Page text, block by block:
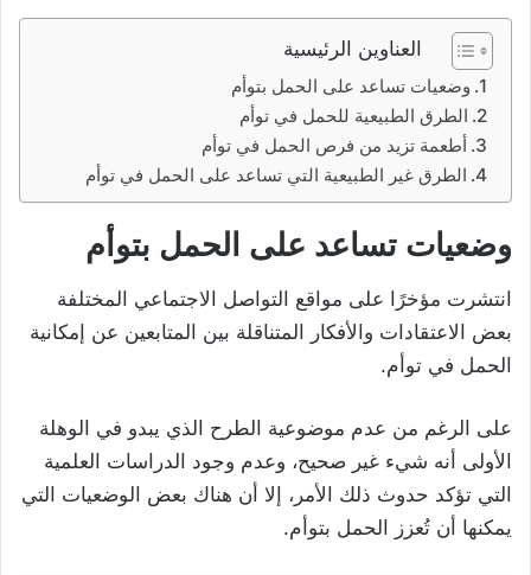
العناوين الرئيسية
وضعيات تساعد على الحمل بتوأم
الطرق الطبيعية للحمل في توأم
أطعمة تزيد من فرص الحمل في توأم
الطرق غير الطبيعية التي تساعد على الحمل في توأم
وضعيات تساعد على الحمل بتوأم
انتشرت مؤخرًا على مواقع التواصل الاجتماعي المختلفة
بعض الاعتقادات والأفكار المتناقلة بين المتابعين عن إمكانية
الحمل في توأم.
على الرغم من عدم موضوعية الطرح الذي يبدو في الوهلة
الأولى أنه شيء غير صحيح، وعدم وجود الدراسات العلمية
التي تؤكد حدوث ذلك الأمر، إلا أن هناك بعض الوضعيات التي
يمكنها أن تُعزز الحمل بتوأم.